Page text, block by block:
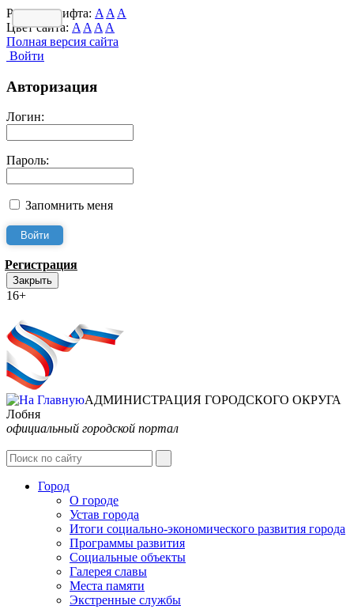
Размер шрифта: A A A
Цвет сайта: A A A A
Полная версия сайта
Войти
Авторизация
Логин:
Пароль:
Запомнить меня
Регистрация
Закрыть
16+
АДМИНИСТРАЦИЯ ГОРОДСКОГО ОКРУГА
Лобня
официальный городской портал
Город
О городе
Устав города
Итоги социально-экономического развития города
Программы развития
Социальные объекты
Галерея славы
Места памяти
Экстренные службы